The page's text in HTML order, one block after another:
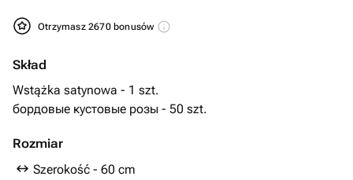
Otrzymasz 2670 bonusów
Skład
Wstążka satynowa - 1 szt.
бордовые кустовые розы - 50 szt.
Rozmiar
Szerokość - 60 cm